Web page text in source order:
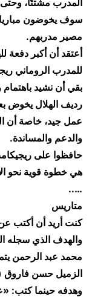
سوف يخوضون
مصير مدربهم.
أعتقد أن أكبر دفعة
للمدرب الروماني
بقي أن نشيد
رديف الهلال يخوض
عمل جيد، خاصة أن
والدعم والمساندة.
حافظوا على
هي خطوة قوية نحو
…..
​متاريس
​كنت أريد أن أكتب
والهدف الذي سجله
محمد عبد الرحمن
الزميل حسن فاروق
وهدفه حينما كتب: